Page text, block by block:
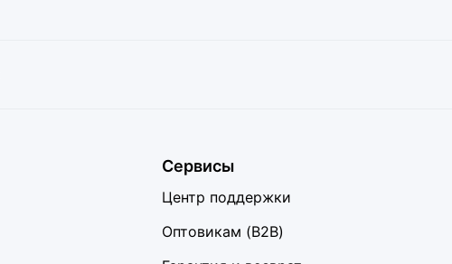
Сервисы
Центр поддержки
Оптовикам (B2B)